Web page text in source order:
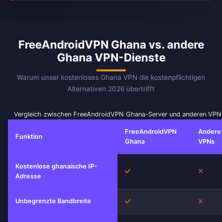
FreeAndroidVPN Ghana vs. andere
Ghana VPN-Dienste
Warum unser kostenloses Ghana VPN die kostenpflichtigen
Alternativen 2026 übertrifft
Vergleich zwischen FreeAndroidVPN Ghana-Server und anderen
Funktion
FreeAndroidVPN
Ghana
Andere
VPNs
Kostenlose ghanaische IP-
Adresse
Ja
Unbegrenzte Bandbreite Ja